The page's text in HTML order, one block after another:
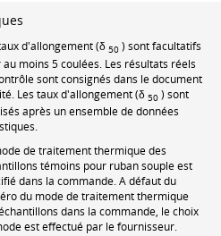
d'allongement (δ 50 ) sont facultatifs
au moins 5 coulées. Les résultats réels
sont consignés dans le document
Les taux d'allongement (δ 50 ) sont
après un ensemble de données
de traitement thermique des
témoins pour ruban souple est
dans la commande. A défaut du
du mode de traitement thermique
dans la commande, le choix
est effectué par le fournisseur.